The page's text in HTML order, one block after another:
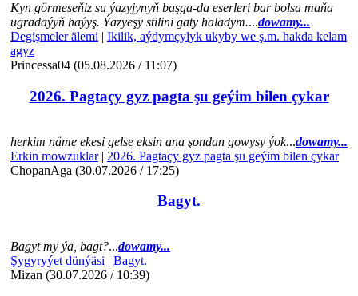
Kyn görmeseňiz su ýazyjynyň başga-da eserleri bar bolsa maňa
ugradaýyň haýyş. Ýazyeşy stilini gaty haladym....dowamy...
Degişmeler älemi | Ikilik, aýdymçylyk ukyby we ş.m. hakda kelam
agyz
Princessa04 (05.08.2026 / 11:07)
2026. Pagtaçy gyz pagta şu geýim bilen çykar
herkim näme ekesi gelse eksin ana şondan gowysy ýok...dowamy...
Erkin mowzuklar| 2026. Pagtaçy gyz pagta şu geýim bilen çykar
ChopanAga (30.07.2026 / 17:25)
Bagyt.
Bagyt my ýa, bagt?...dowamy...
Şygyryýet dünýäsi | Bagyt.
Mizan (30.07.2026 / 10:39)